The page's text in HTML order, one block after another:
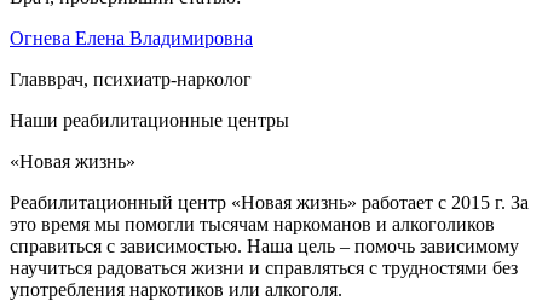
Огнева Елена Владимировна
Главврач, психиатр-нарколог
Наши реабилитационные центры
«Новая жизнь»
Реабилитационный центр «Новая жизнь» работает с 2015 г. За
это время мы помогли тысячам наркоманов и алкоголиков
справиться с зависимостью. Наша цель – помочь зависимому
научиться радоваться жизни и справляться с трудностями без
употребления наркотиков или алкоголя.